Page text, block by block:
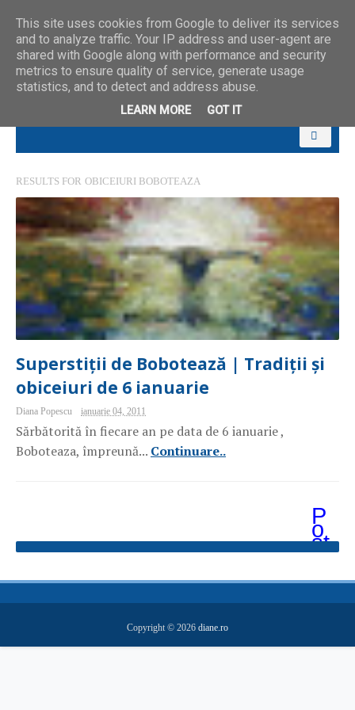
RESULTS FOR OBICEIURI BOBOTEAZA
Superstiții de Bobotează | Tradiții și
obiceiuri de 6 ianuarie
Diana Popescu ianuarie 04, 2011
Sărbătorită în fiecare an pe data de 6 ianuarie ,
Boboteaza, împreună... Continuare..
P
o
st
ăr
m
ai
v
hi
Copyright © 2026 diane.ro
This site uses cookies from Google to deliver its services
and to analyze traffic. Your IP address and user-agent are
shared with Google along with performance and security
metrics to ensure quality of service, generate usage
statistics, and to detect and address abuse.
LEARN MORE GOT IT